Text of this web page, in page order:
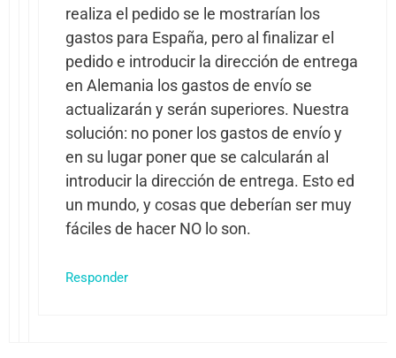
realiza el pedido se le mostrarían los
gastos para España, pero al finalizar el
pedido e introducir la dirección de entrega
en Alemania los gastos de envío se
actualizarán y serán superiores. Nuestra
solución: no poner los gastos de envío y
en su lugar poner que se calcularán al
introducir la dirección de entrega. Esto ed
un mundo, y cosas que deberían ser muy
fáciles de hacer NO lo son.
Responder